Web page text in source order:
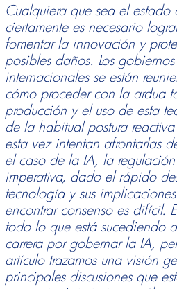
Cualquiera que sea el
ciertamente es necesario
fomentar la innovación y
posibles daños. Los
internacionales se están
cómo proceder con la ardua
producción y el uso de esta
de la habitual postura
esta vez intentan afrontarlas
el caso de la IA, la
imperativa, dado el rápido
tecnología y sus
encontrar consenso es difícil.
todo lo que está sucediendo
carrera por gobernar la IA,
artículo trazamos una visión
principales discusiones que